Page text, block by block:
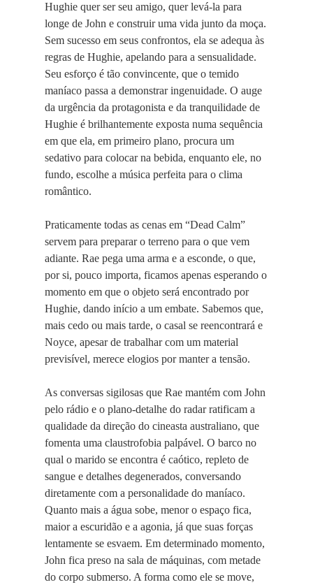
Hughie quer ser seu amigo, quer levá-la para
longe de John e construir uma vida junto da moça.
Sem sucesso em seus confrontos, ela se adequa às
regras de Hughie, apelando para a sensualidade.
Seu esforço é tão convincente, que o temido
maníaco passa a demonstrar ingenuidade. O auge
da urgência da protagonista e da tranquilidade de
Hughie é brilhantemente exposta numa sequência
em que ela, em primeiro plano, procura um
sedativo para colocar na bebida, enquanto ele, no
fundo, escolhe a música perfeita para o clima
romântico.
Praticamente todas as cenas em “Dead Calm”
servem para preparar o terreno para o que vem
adiante. Rae pega uma arma e a esconde, o que,
por si, pouco importa, ficamos apenas esperando o
momento em que o objeto será encontrado por
Hughie, dando início a um embate. Sabemos que,
mais cedo ou mais tarde, o casal se reencontrará e
Noyce, apesar de trabalhar com um material
previsível, merece elogios por manter a tensão.
As conversas sigilosas que Rae mantém com John
pelo rádio e o plano-detalhe do radar ratificam a
qualidade da direção do cineasta australiano, que
fomenta uma claustrofobia palpável. O barco no
qual o marido se encontra é caótico, repleto de
sangue e detalhes degenerados, conversando
diretamente com a personalidade do maníaco.
Quanto mais a água sobe, menor o espaço fica,
maior a escuridão e a agonia, já que suas forças
lentamente se esvaem. Em determinado momento,
John fica preso na sala de máquinas, com metade
do corpo submerso. A forma como ele se move,